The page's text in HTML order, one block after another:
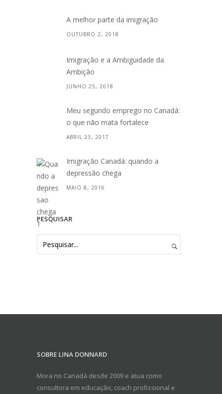
A melhor parte da imigração
OUTUBRO 2, 2018
Imigração e a Ambiguidade da
Ambição
JUNHO 25, 2018
Meu segundo emprego no Canadá:
o que não mata fortalece
ABRIL 23, 2017
Imigração Canadá: quando a
depressão chega
MAIO 8, 2016
PESQUISAR
SOBRE LINA DONNARD
Mora no Canadá desde 2009 e atua como
consultora em educação, coach profissional e